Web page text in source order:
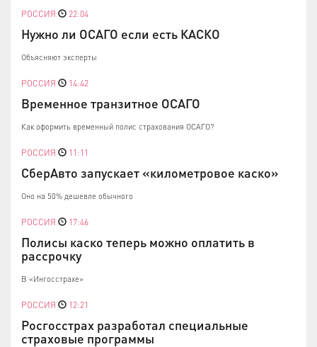
РОССИЯ 22:04
Нужно ли ОСАГО если есть КАСКО
Объясняют эксперты
РОССИЯ 14:42
Временное транзитное ОСАГО
Как оформить временный полис страхования ОСАГО?
РОССИЯ 11:11
СберАвто запускает «километровое каско»
Оно на 50% дешевле обычного
РОССИЯ 17:46
Полисы каско теперь можно оплатить в
рассрочку
В «Ингосстрахе»
РОССИЯ 12:21
Росгосстрах разработал специальные
страховые программы